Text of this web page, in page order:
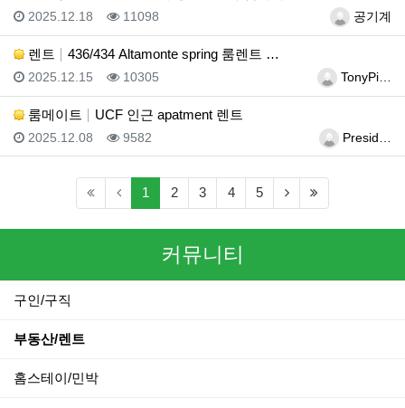
등록자공기계
등록일
2025.12.18 조회
11098
렌트 436/434 Altamonte spring 룸렌트 …
등록자TonyPi…
등록일
2025.12.15 조회
10305
룸메이트 UCF 인근 apatment 렌트
등록자Presid…
등록일
2025.12.08 조회
9582
1 (current)
2 3 4 5 (next)
커뮤니티
구인/구직
부동산/렌트
홈스테이/민박